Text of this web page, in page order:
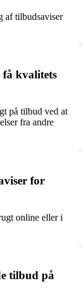
af tilbudsaviser
kvalitets
på tilbud ved at
fra andre
for
online eller i
tilbud på